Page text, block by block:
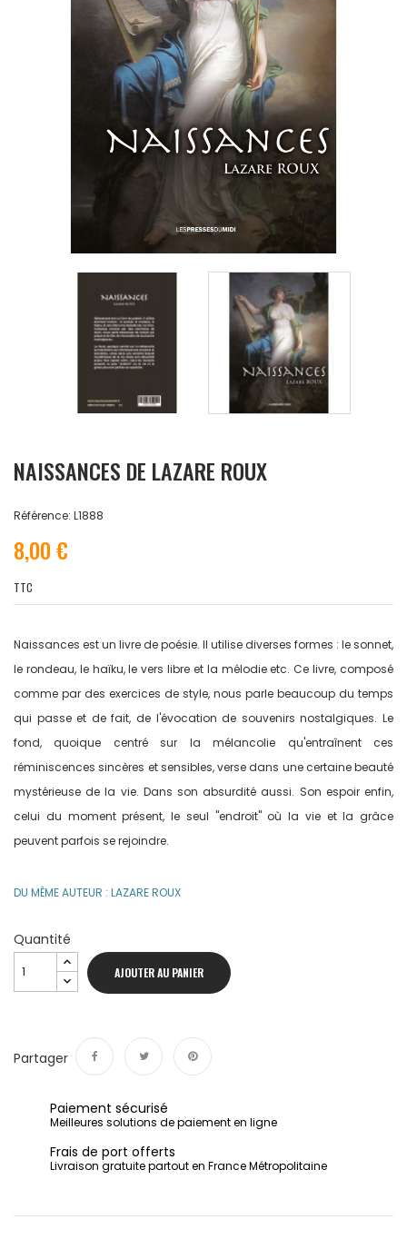
NAISSANCES DE LAZARE ROUX
Référence: L1888
8,00 €
TTC
Naissances est un livre de poésie. Il utilise diverses formes : le sonnet,
le rondeau, le haïku, le vers libre et la mélodie etc. Ce livre, composé
comme par des exercices de style, nous parle beaucoup du temps
qui passe et de fait, de l'évocation de souvenirs nostalgiques. Le
fond, quoique centré sur la mélancolie qu'entraînent ces
réminiscences sincères et sensibles, verse dans une certaine beauté
mystérieuse de la vie. Dans son absurdité aussi. Son espoir enfin,
celui du moment présent, le seul "endroit" où la vie et la grâce
peuvent parfois se rejoindre.
DU MÊME AUTEUR : LAZARE ROUX
Quantité
AJOUTER AU PANIER
Partager
Paiement sécurisé
Meilleures solutions de paiement en ligne
Frais de port offerts
Livraison gratuite partout en France Métropolitaine